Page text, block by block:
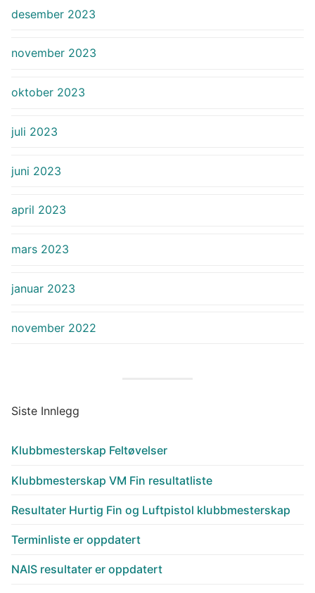
desember 2023
november 2023
oktober 2023
juli 2023
juni 2023
april 2023
mars 2023
januar 2023
november 2022
Siste Innlegg
Klubbmesterskap Feltøvelser
Klubbmesterskap VM Fin resultatliste
Resultater Hurtig Fin og Luftpistol klubbmesterskap
Terminliste er oppdatert
NAIS resultater er oppdatert